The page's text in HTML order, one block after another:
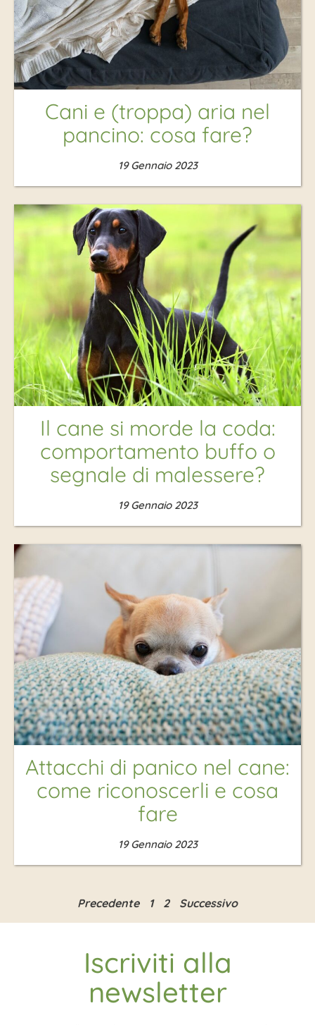
Cani e (troppa) aria nel
pancino: cosa fare?
19 Gennaio 2023
Il cane si morde la coda:
comportamento buffo o
segnale di malessere?
19 Gennaio 2023
Attacchi di panico nel cane:
come riconoscerli e cosa
fare
19 Gennaio 2023
Precedente 1 2 Successivo
Iscriviti alla
newsletter